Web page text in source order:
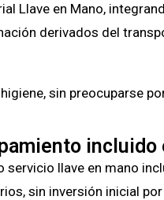
Llave en Mano,
derivados del
sin preocuparse
servicio llave en mano
sin inversión inicial